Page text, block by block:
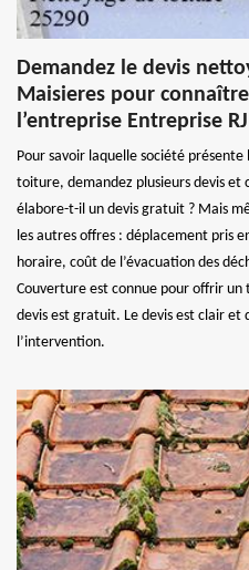
Demandez le devis
Maisieres pour
l’entreprise Entreprise
Pour savoir laquelle société
toiture, demandez plusieurs devis et
élabore-t-il un devis gratuit ? Mais
les autres offres : déplacement pris
horaire, coût de l’évacuation des
Couverture est connue pour offrir
devis est gratuit. Le devis est clair
l’intervention.